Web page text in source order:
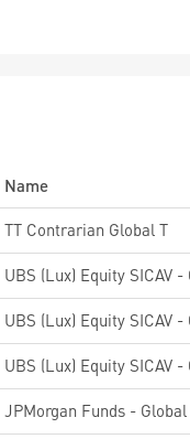
Name
TT Contrarian Global T
JPMorgan Funds -